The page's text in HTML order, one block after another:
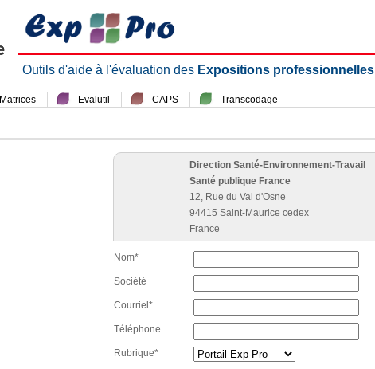
Outils d'aide à l'évaluation des Expositions professionnelles
Matrices Evalutil CAPS Transcodage
Direction Santé-Environnement-Travail
Santé publique France
12, Rue du Val d'Osne
94415 Saint-Maurice cedex
France
Nom*
Société
Courriel*
Téléphone
Rubrique*